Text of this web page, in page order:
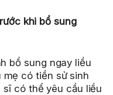
khi bổ sung
bổ sung ngay liều
mẹ có tiền sử sinh
có thể yêu cầu liều